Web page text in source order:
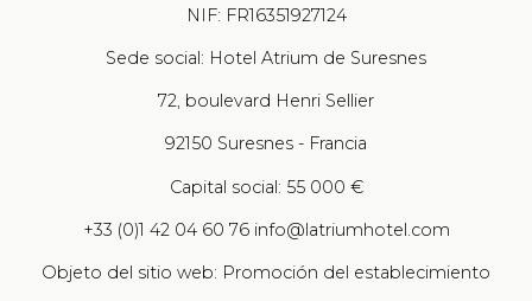
NIF: FR16351927124
Sede social: Hotel Atrium de Suresnes
72, boulevard Henri Sellier
92150 Suresnes - Francia
Capital social: 55 000 €
+33 (0)1 42 04 60 76 info@latriumhotel.com
Objeto del sitio web: Promoción del establecimiento